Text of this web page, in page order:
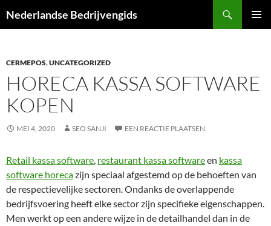
naar
Nederlandse Bedrijvengids
CERMEPOS,UNCATEGORIZED
HORECA KASSA SOFTWARE
KOPEN
MEI 4, 2020 SEO SANJI EEN REACTIE PLAATSEN
Retail kassa software, restaurant kassa softwareen kassa
software horecazijn speciaal afgestemd op de behoeften van
de respectievelijke sectoren. Ondanks de overlappende
bedrijfsvoering heeft elke sector zijn specifieke eigenschappen.
Men werkt op een andere wijze in de detailhandel dan in de